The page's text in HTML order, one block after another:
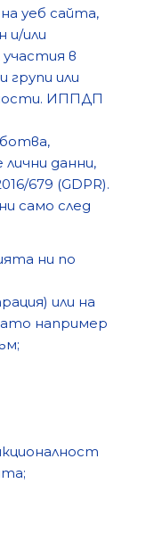
уеб сайта,
и/или
в
групи или
ИППДП
данни,
679 (GDPR).
само след
ни по
или на
например